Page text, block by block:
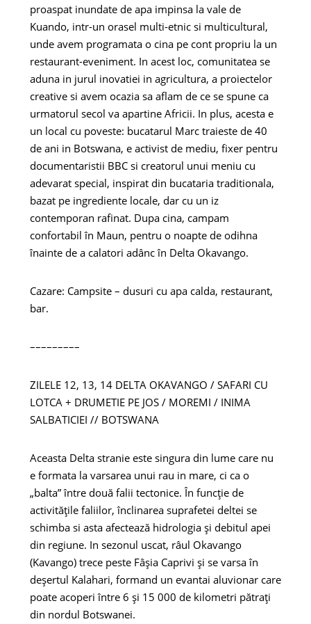
proaspat inundate de apa impinsa la vale de
Kuando, intr-un orasel multi-etnic si multicultural,
unde avem programata o cina pe cont propriu la un
restaurant-eveniment. In acest loc, comunitatea se
aduna in jurul inovatiei in agricultura, a proiectelor
creative si avem ocazia sa aflam de ce se spune ca
urmatorul secol va apartine Africii. In plus, acesta e
un local cu poveste: bucatarul Marc traieste de 40
de ani in Botswana, e activist de mediu, fixer pentru
documentaristii BBC si creatorul unui meniu cu
adevarat special, inspirat din bucataria traditionala,
bazat pe ingrediente locale, dar cu un iz
contemporan rafinat. Dupa cina, campam
confortabil în Maun, pentru o noapte de odihna
înainte de a calatori adânc în Delta Okavango.
Cazare: Campsite – dusuri cu apa calda, restaurant,
bar.
–––––––––
ZILELE 12, 13, 14 DELTA OKAVANGO / SAFARI CU
LOTCA + DRUMETIE PE JOS / MOREMI / INIMA
SALBATICIEI // BOTSWANA
Aceasta Delta stranie este singura din lume care nu
e formata la varsarea unui rau in mare, ci ca o
„balta” între două falii tectonice. În funcție de
activitățile faliilor, înclinarea suprafetei deltei se
schimba si asta afectează hidrologia și debitul apei
din regiune. In sezonul uscat, râul Okavango
(Kavango) trece peste Fâșia Caprivi și se varsa în
deșertul Kalahari, formand un evantai aluvionar care
poate acoperi între 6 și 15 000 de kilometri pătrați
din nordul Botswanei.